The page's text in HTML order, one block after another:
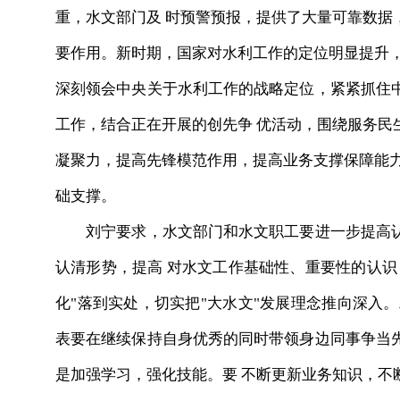
重，水文部门及 时预警预报，提供了大量可靠数
要作用。新时期，国家对水利工作的定位明显提升
深刻领会中央关于水利工作的战略定位，紧紧抓
工作，结合正在开展的创先争 优活动，围绕服务
凝聚力，提高先锋模范作用，提高业务支撑保障能
础支撑。
刘宁要求，水文部门和水文职工要进一步提高
认清形势，提高 对水文工作基础性、重要性的认
化"落到实处，切实把"大水文"发展理念推向深入
表要在继续保持自身优秀的同时带领身边同事争
是加强学习，强化技能。要 不断更新业务知识，